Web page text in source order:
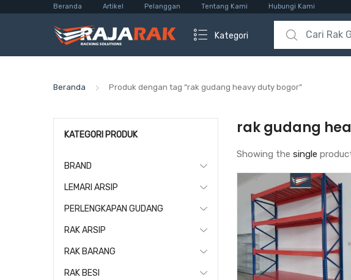
Beranda Artikel Pelanggan Tentang Kami Hubungi Kami
Kategori
Search for:
Beranda Produk dengan tag “rak gudang heavy duty bogor”
rak gudang
Showing the single
KATEGORI PRODUK
BRAND
LEMARI ARSIP
PERLENGKAPAN GUDANG
RAK ARSIP
RAK BARANG
RAK BESI